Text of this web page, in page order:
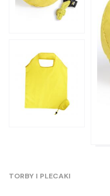
TORBY I PLECAKI